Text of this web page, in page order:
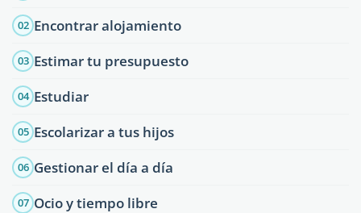
02 Encontrar alojamiento
03 Estimar tu presupuesto
04 Estudiar
05 Escolarizar a tus hijos
06 Gestionar el día a día
07 Ocio y tiempo libre